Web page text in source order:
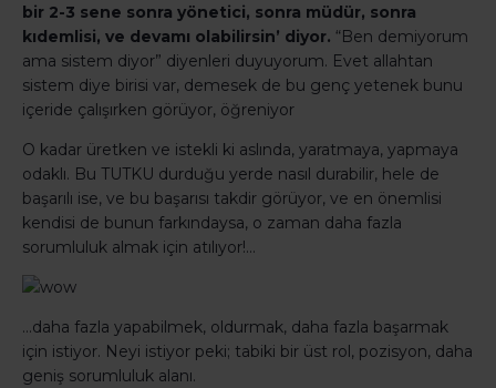
bir 2-3 sene sonra yönetici, sonra müdür, sonra
kıdemlisi, ve devamı olabilirsin’ diyor. “Ben demiyorum
ama sistem diyor” diyenleri duyuyorum. Evet allahtan
sistem diye birisi var, demesek de bu genç yetenek bunu
içeride çalışırken görüyor, öğreniyor
O kadar üretken ve istekli ki aslında, yaratmaya, yapmaya
odaklı. Bu TUTKU durduğu yerde nasıl durabilir, hele de
başarılı ise, ve bu başarısı takdir görüyor, ve en önemlisi
kendisi de bunun farkındaysa, o zaman daha fazla
sorumluluk almak için atılıyor!…
…daha fazla yapabilmek, oldurmak, daha fazla başarmak
için istiyor. Neyi istiyor peki; tabiki bir üst rol, pozisyon, daha
geniş sorumluluk alanı.